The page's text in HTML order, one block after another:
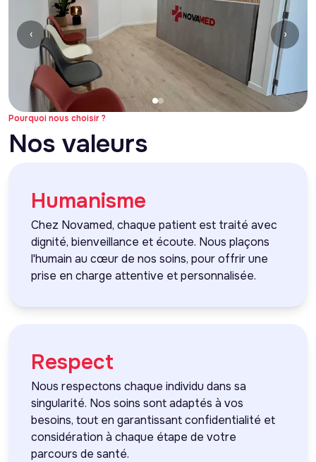
‹ ›
Pourquoi nous choisir ?
Nos valeurs
Humanisme
Chez Novamed, chaque patient est traité avec
dignité, bienveillance et écoute. Nous plaçons
l'humain au cœur de nos soins, pour offrir une
prise en charge attentive et personnalisée.
Respect
Nous respectons chaque individu dans sa
singularité. Nos soins sont adaptés à vos
besoins, tout en garantissant confidentialité et
considération à chaque étape de votre
parcours de santé.